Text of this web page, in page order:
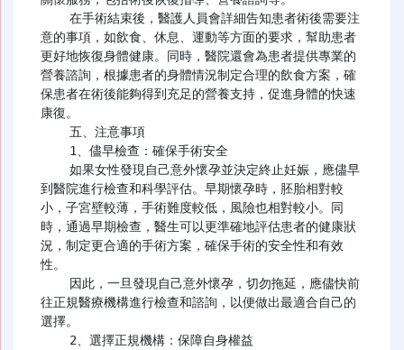
意的事項，如飲食、休息、運動等方面的要求，幫助患者
更好地恢復身體健康。同時，醫院還會為患者提供專業的
營養諮詢，根據患者的身體情況制定合理的飲食方案，確
保患者在術後能夠得到充足的營養支持，促進身體的快速
康復。
到醫院進行檢查和科學評估。早期懷孕時，胚胎相對較
小，子宮壁較薄，手術難度較低，風險也相對較小。同
時，通過早期檢查，醫生可以更準確地評估患者的健康狀
況，制定更合適的手術方案，確保手術的安全性和有效
性。
往正規醫療機構進行檢查和諮詢，以便做出最適合自己的
選擇。